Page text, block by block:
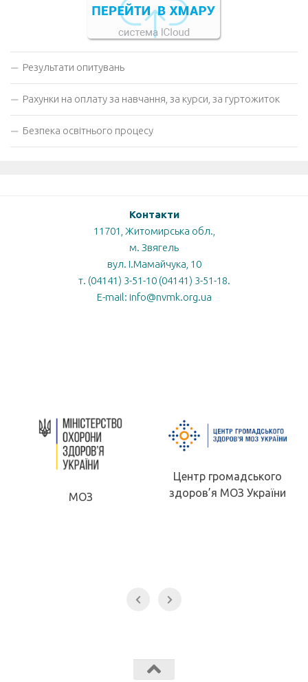
Результати опитувань
Рахунки на оплату за навчання, за курси, за гуртожиток
Безпека освітнього процесу
Контакти
11701, Житомирська обл.,
м. Звягель
вул. І.Мамайчука, 10
т. (04141) 3-51-10 (04141) 3-51-18.
E-mail: info@nvmk.org.ua
МОЗ
Центр громадського
здоров’я МОЗ України